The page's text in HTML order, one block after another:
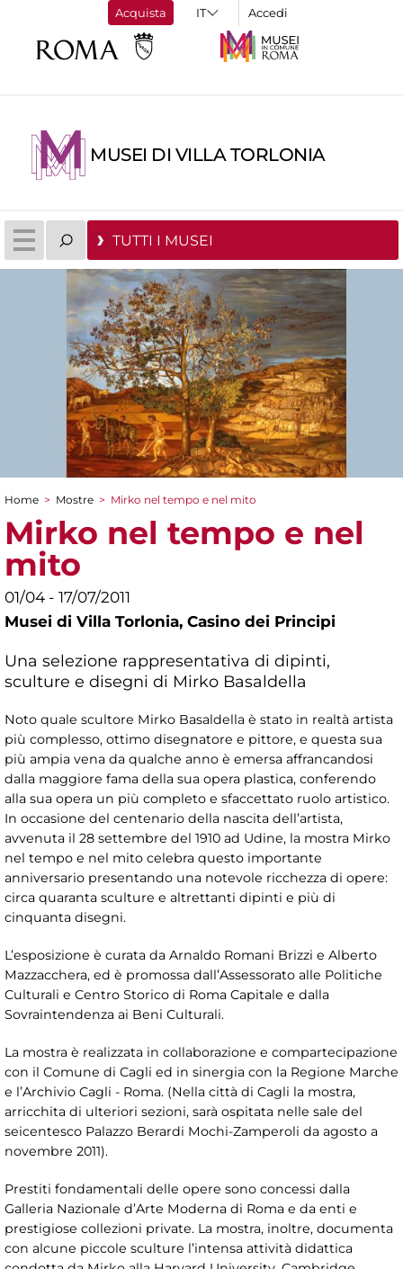
Acquista Accedi
MUSEI DI VILLA TORLONIA
TUTTI I MUSEI
Tu sei qui
Home > Mostre > Mirko nel tempo e nel mito
Mirko nel tempo e nel
mito
01/04 - 17/07/2011
Musei di Villa Torlonia, Casino dei Principi
Una selezione rappresentativa di dipinti,
sculture e disegni di Mirko Basaldella
Noto quale scultore Mirko Basaldella è stato in realtà artista
più complesso, ottimo disegnatore e pittore, e questa sua
più ampia vena da qualche anno è emersa affrancandosi
dalla maggiore fama della sua opera plastica, conferendo
alla sua opera un più completo e sfaccettato ruolo artistico.
In occasione del centenario della nascita dell’artista,
avvenuta il 28 settembre del 1910 ad Udine, la mostra Mirko
nel tempo e nel mito celebra questo importante
anniversario presentando una notevole ricchezza di opere:
circa quaranta sculture e altrettanti dipinti e più di
cinquanta disegni.
L’esposizione è curata da Arnaldo Romani Brizzi e Alberto
Mazzacchera, ed è promossa dall’Assessorato alle Politiche
Culturali e Centro Storico di Roma Capitale e dalla
Sovraintendenza ai Beni Culturali.
La mostra è realizzata in collaborazione e compartecipazione
con il Comune di Cagli ed in sinergia con la Regione Marche
e l’Archivio Cagli - Roma. (Nella città di Cagli la mostra,
arricchita di ulteriori sezioni, sarà ospitata nelle sale del
seicentesco Palazzo Berardi Mochi-Zamperoli da agosto a
novembre 2011).
Prestiti fondamentali delle opere sono concessi dalla
Galleria Nazionale d’Arte Moderna di Roma e da enti e
prestigiose collezioni private. La mostra, inoltre, documenta
con alcune piccole sculture l’intensa attività didattica